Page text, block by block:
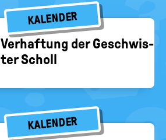
KALENDER
Ver­haf­tung der Ge­schwis­
ter Scholl
KALENDER